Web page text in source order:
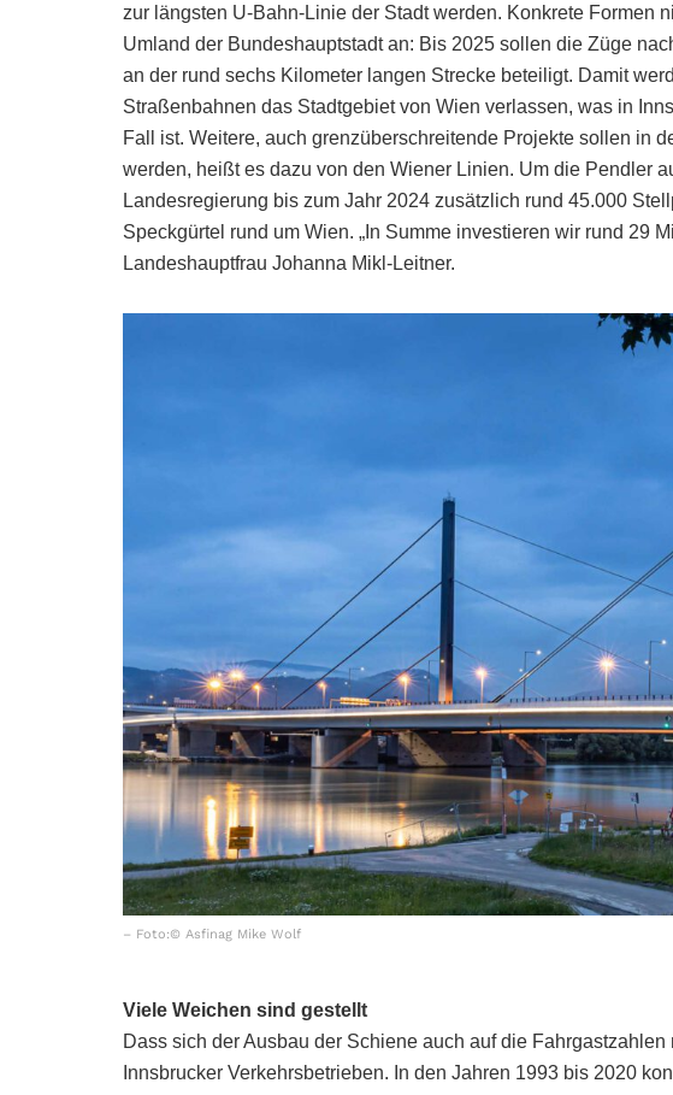
zur längsten U-Bahn-Linie der Stadt werden. Konkrete Formen
Umland der Bundeshauptstadt an: Bis 2025 sollen die Züge
an der rund sechs Kilometer langen Strecke beteiligt. Damit
Straßenbahnen das Stadtgebiet von Wien verlassen, was in
Fall ist. Weitere, auch grenzüberschreitende Projekte sollen in
werden, heißt es dazu von den Wiener Linien. Um die Pendler
Landesregierung bis zum Jahr 2024 zusätzlich rund 45.000
Speckgürtel rund um Wien. „In Summe investieren wir rund 29
Landeshauptfrau Johanna Mikl-Leitner.
– Foto:© Asfinag Mike Wolf
Viele Weichen sind gestellt
Dass sich der Ausbau der Schiene auch auf die
Innsbrucker Verkehrsbetrieben. In den Jahren 1993 bis 2020